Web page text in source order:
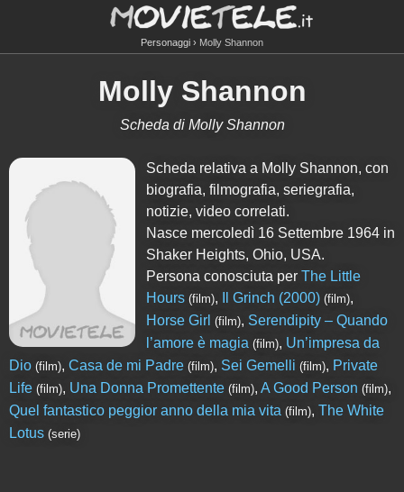
Personaggi Molly Shannon
Molly Shannon
Scheda di Molly Shannon
Scheda relativa a Molly Shannon, con
biografia, filmografia, seriegrafia,
notizie, video correlati.
Nasce mercoledì 16 Settembre 1964 in
Shaker Heights, Ohio, USA.
Persona conosciuta perThe Little
Hours (film), Il Grinch (2000) (film),
Horse Girl (film), Serendipity – Quando
l’amore è magia (film), Un’impresa da
Dio (film), Casa de mi Padre (film), Sei Gemelli (film), Private
Life (film), Una Donna Promettente (film), A Good Person (film),
Quel fantastico peggior anno della mia vita (film), The White
Lotus (serie)